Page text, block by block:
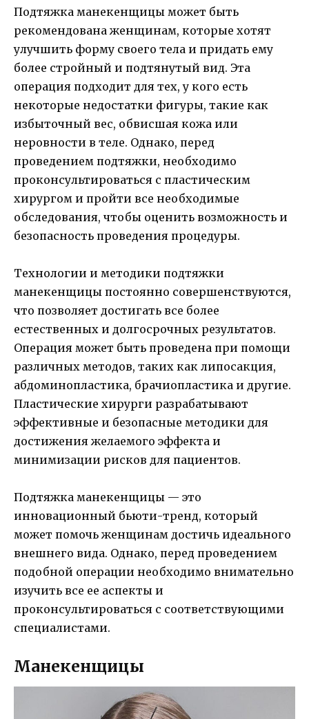
Подтяжка манекенщицы может быть
рекомендована женщинам, которые хотят
улучшить форму своего тела и придать ему
более стройный и подтянутый вид. Эта
операция подходит для тех, у кого есть
некоторые недостатки фигуры, такие как
избыточный вес, обвисшая кожа или
неровности в теле. Однако, перед
проведением подтяжки, необходимо
проконсультироваться с пластическим
хирургом и пройти все необходимые
обследования, чтобы оценить возможность и
безопасность проведения процедуры.
Технологии и методики подтяжки
манекенщицы постоянно совершенствуются,
что позволяет достигать все более
естественных и долгосрочных результатов.
Операция может быть проведена при помощи
различных методов, таких как липосакция,
абдоминопластика, брачиопластика и другие.
Пластические хирурги разрабатывают
эффективные и безопасные методики для
достижения желаемого эффекта и
минимизации рисков для пациентов.
Подтяжка манекенщицы — это
инновационный бьюти-тренд, который
может помочь женщинам достичь идеального
внешнего вида. Однако, перед проведением
подобной операции необходимо внимательно
изучить все ее аспекты и
проконсультироваться с соответствующими
специалистами.
Манекенщицы